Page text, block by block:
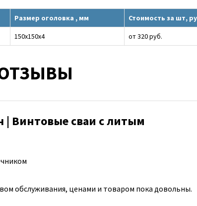
Размер оголовка , мм Стоимость за шт,
150х150х4 от 320 руб.
Винтовые сваи с литым
обслуживания, ценами и товаром пока довольны.